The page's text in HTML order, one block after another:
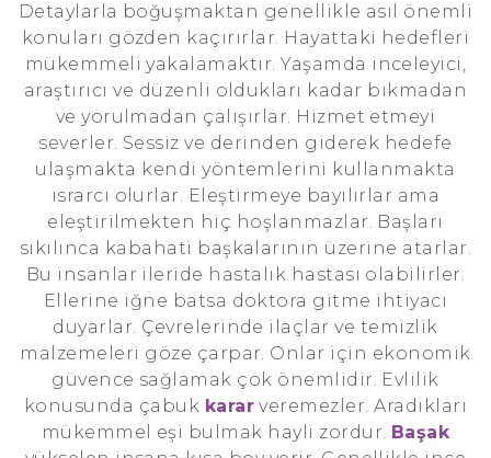
Detaylarla boğuşmaktan genellikle asıl önemli
konuları gözden kaçırırlar. Hayattaki hedefleri
mükemmeli yakalamaktır. Yaşamda inceleyici,
araştırıcı ve düzenli oldukları kadar bıkmadan
ve yorulmadan çalışırlar. Hizmet etmeyi
severler. Sessiz ve derinden giderek hedefe
ulaşmakta kendi yöntemlerini kullanmakta
ısrarcı olurlar. Eleştirmeye bayılırlar ama
eleştirilmekten hiç hoşlanmazlar. Başları
sıkılınca kabahati başkalarının üzerine atarlar.
Bu insanlar ileride hastalık hastası olabilirler.
Ellerine iğne batsa doktora gitme ihtiyacı
duyarlar. Çevrelerinde ilaçlar ve temizlik
malzemeleri göze çarpar. Onlar için ekonomik
güvence sağlamak çok önemlidir. Evlilik
konusunda çabuk karar veremezler. Aradıkları
mükemmel eşi bulmak hayli zordur. Başak